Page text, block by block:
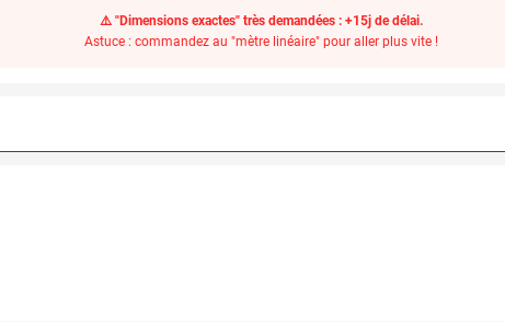
⚠️ "Dimensions exactes" très demandées : +15j de délai.
Astuce : commandez au "mètre linéaire" pour aller plus vite !